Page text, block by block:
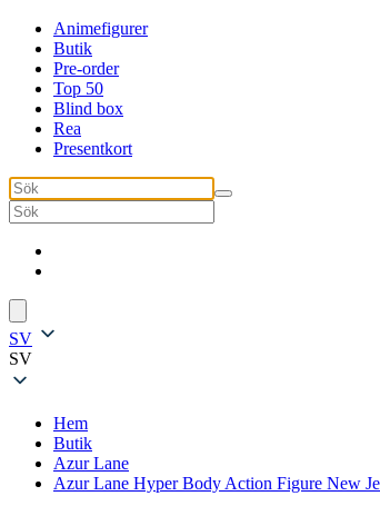
Animefigurer
Butik
Pre-order
Top 50
Blind box
Rea
Presentkort
SV
SV
Hem
Butik
Azur Lane
Azur Lane Hyper Body Action Figure New